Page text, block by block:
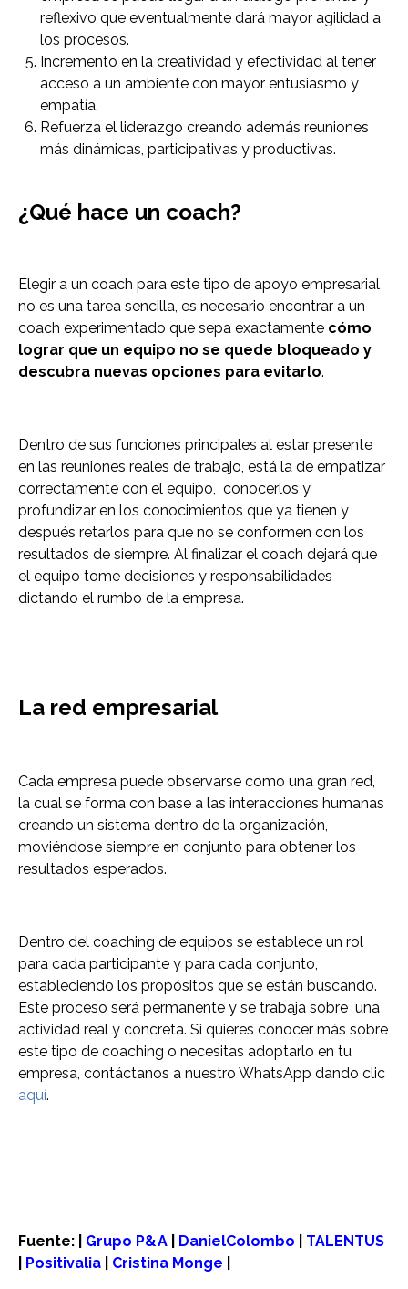
reflexivo que eventualmente dará mayor agilidad a
los procesos.
Incremento en la creatividad y efectividad al tener
acceso a un ambiente con mayor entusiasmo y
empatía.
Refuerza el liderazgo creando además reuniones
más dinámicas, participativas y productivas.
¿Qué hace un coach?
Elegir a un coach para este tipo de apoyo empresarial
no es una tarea sencilla, es necesario encontrar a un
coach experimentado que sepa exactamente cómo
lograr que un equipo no se quede bloqueado y
descubra nuevas opciones para evitarlo.
Dentro de sus funciones principales al estar presente
en las reuniones reales de trabajo, está la de empatizar
correctamente con el equipo, conocerlos y
profundizar en los conocimientos que ya tienen y
después retarlos para que no se conformen con los
resultados de siempre. Al finalizar el coach dejará que
el equipo tome decisiones y responsabilidades
dictando el rumbo de la empresa.
La red empresarial
Cada empresa puede observarse como una gran red,
la cual se forma con base a las interacciones humanas
creando un sistema dentro de la organización,
moviéndose siempre en conjunto para obtener los
resultados esperados.
Dentro del coaching de equipos se establece un rol
para cada participante y para cada conjunto,
estableciendo los propósitos que se están buscando.
Este proceso será permanente y se trabaja sobre una
actividad real y concreta. Si quieres conocer más sobre
este tipo de coaching o necesitas adoptarlo en tu
empresa, contáctanos a nuestro WhatsApp dando clic
aquí.
Fuente: | Grupo P&A DanielColombo
TALENTUS
Positivalia Cristina Monge